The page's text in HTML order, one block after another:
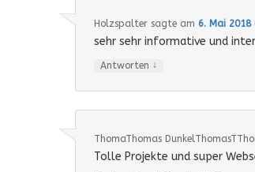
Holzspaltersagte am 6. Mai 2018
sehr sehr informative und
Antworten ↓
ThomaThomas
Tolle Projekte und super